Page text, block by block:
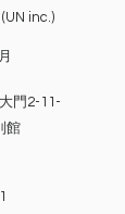
inc.)
門2-11-
館